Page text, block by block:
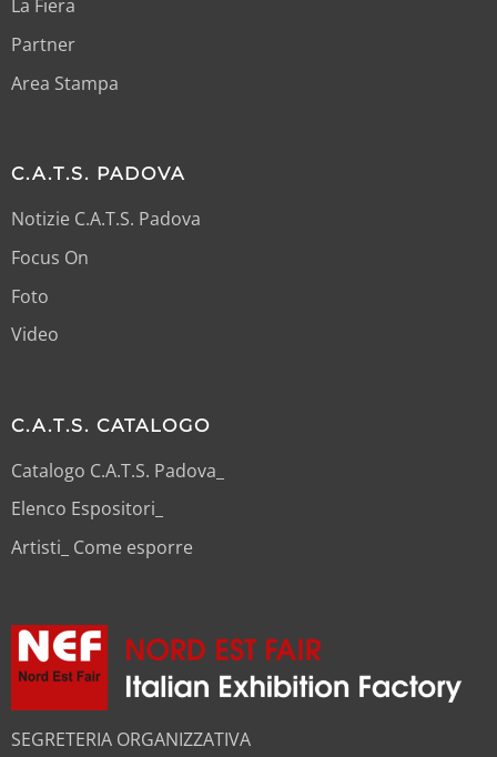
La Fiera
Partner
Area Stampa
C.A.T.S. PADOVA
Notizie C.A.T.S. Padova
Focus On
Foto
Video
C.A.T.S. CATALOGO
Catalogo C.A.T.S. Padova_
Elenco Espositori_
Artisti_ Come esporre
SEGRETERIA ORGANIZZATIVA